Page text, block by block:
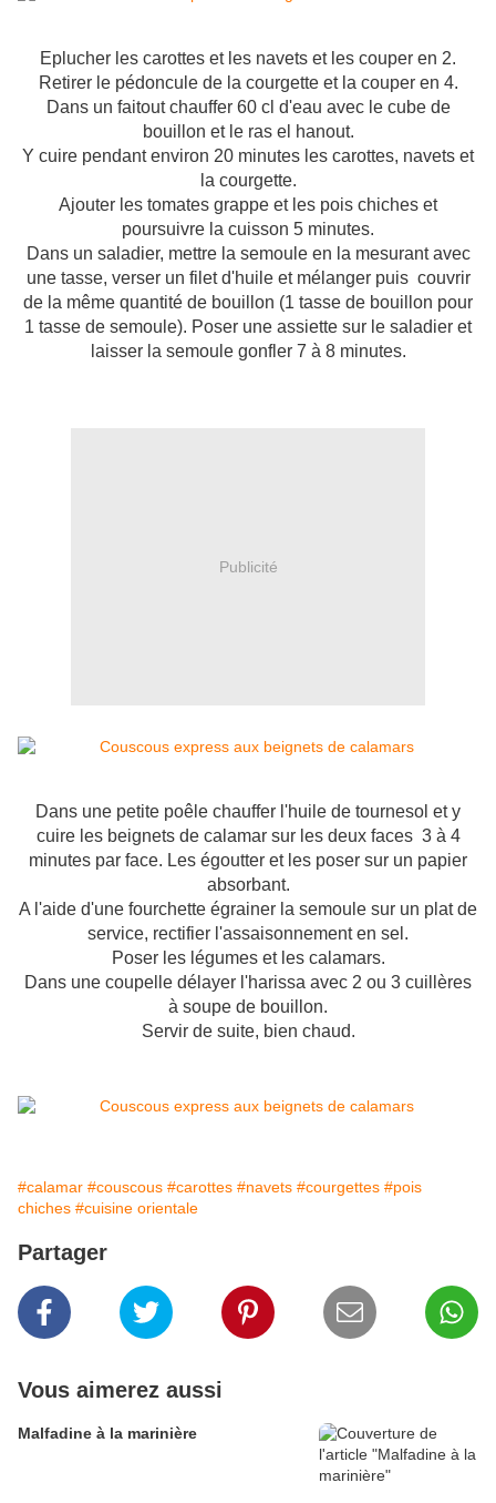
Eplucher les carottes et les navets et les couper en 2.
Retirer le pédoncule de la courgette et la couper en 4.
Dans un faitout chauffer 60 cl d'eau avec le cube de
bouillon et le ras el hanout.
Y cuire pendant environ 20 minutes les carottes, navets et
la courgette.
Ajouter les tomates grappe et les pois chiches et
poursuivre la cuisson 5 minutes.
Dans un saladier, mettre la semoule en la mesurant avec
une tasse, verser un filet d'huile et mélanger puis couvrir
de la même quantité de bouillon (1 tasse de bouillon pour
1 tasse de semoule). Poser une assiette sur le saladier et
laisser la semoule gonfler 7 à 8 minutes.
Publicité
Dans une petite poêle chauffer l'huile de tournesol et y
cuire les beignets de calamar sur les deux faces 3 à 4
minutes par face. Les égoutter et les poser sur un papier
absorbant.
A l'aide d'une fourchette égrainer la semoule sur un plat de
service, rectifier l'assaisonnement en sel.
Poser les légumes et les calamars.
Dans une coupelle délayer l'harissa avec 2 ou 3 cuillères
à soupe de bouillon.
Servir de suite, bien chaud.
#calamar #couscous #carottes #navets #courgettes #pois
chiches #cuisine orientale
Partager
Vous aimerez aussi
Malfadine à la marinière